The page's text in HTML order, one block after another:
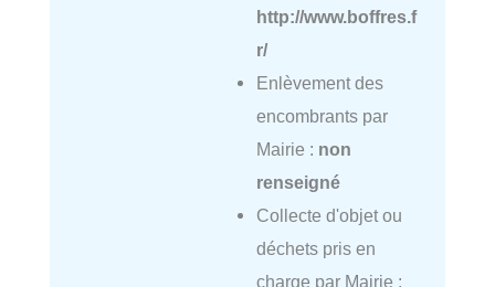
http://www.boffres.f
r/
Enlèvement des
encombrants par
Mairie : non
renseigné
Collecte d'objet ou
déchets pris en
charge par Mairie :